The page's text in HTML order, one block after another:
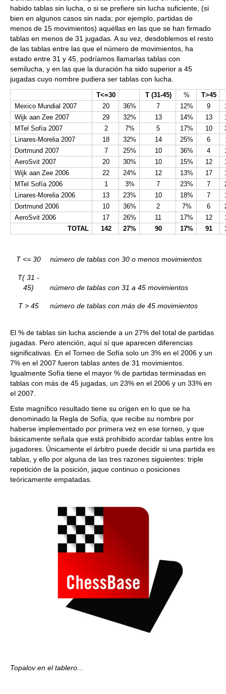
habido tablas sin lucha, o si se prefiere sin lucha suficiente, (si
bien en algunos casos sin nada; por ejemplo, partidas de
menos de 15 movimientos) aquéllas en las que se han firmado
tablas en menos de 31 jugadas. A su vez, desdoblemos el resto
de las tablas entre las que el número de movimientos, ha
estado entre 31 y 45, podríamos llamarlas tablas con
semilucha, y en las que la duración ha sido superior a 45
jugadas cuyo nombre pudiera ser tablas con lucha.
T<=30 T (31-45) %
T>45
Mexico Mundial 2007
20 36% 7 12% 9
Wijk aan Zee 2007
29 32% 13 14% 13
MTel Sofía 2007
2 7% 5 17% 10
Linares-Morelia 2007
18 32% 14 25% 6
Dortmund 2007
7 25% 10 36% 4
AeroSvit 2007
20 30% 10 15% 12
Wijk aan Zee 2006
22 24% 12 13% 17
MTel Sofía 2006
1 3% 7 23% 7
Linares-Morelia 2006
13 23% 10 18% 7
Dortmund 2006
10 36% 2 7% 6
AeroSvit 2006
17 26% 11 17% 12
TOTAL
142 27% 90 17% 91
T <= 30 número de tablas con 30 o menos movimientos
T( 31 -
45)
número de tablas con 31 a 45 movimientos
T > 45 número de tablas con más de 45 movimientos
El % de tablas sin lucha asciende a un 27% del total de partidas
jugadas. Pero atención, aquí sí que aparecen diferencias
significativas. En el Torneo de Sofía solo un 3% en el 2006 y un
7% en el 2007 fueron tablas antes de 31 movimientos.
Igualmente Sofía tiene el mayor % de partidas terminadas en
tablas con más de 45 jugadas, un 23% en el 2006 y un 33% en
el 2007.
Este magnífico resultado tiene su origen en lo que se ha
denominado la Regla de Sofía, que recibe su nombre por
haberse implementado por primera vez en ese torneo, y que
básicamente señala que está prohibido acordar tablas entre los
jugadores. Únicamente el árbitro puede decidir si una partida es
tablas, y ello por alguna de las tres razones siguientes: triple
repetición de la posición, jaque continuo o posiciones
teóricamente empatadas.
Topalov en el tablero...